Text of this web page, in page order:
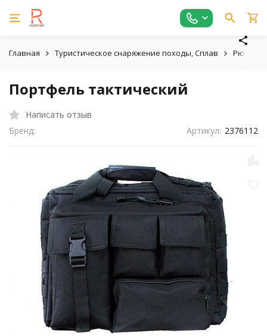
Главная Туристическое снаряжение походы, Сплав Рюкзаки
Портфель тактический
Написать отзыв
Бренд:
Артикул: 2376112